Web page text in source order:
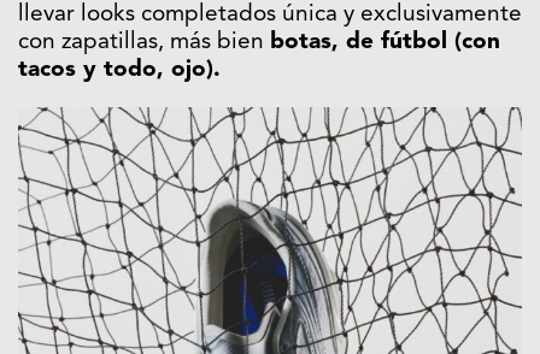
llevar looks completados única y exclusivamente
con zapatillas, más bien botas, de fútbol (con
tacos y todo, ojo).